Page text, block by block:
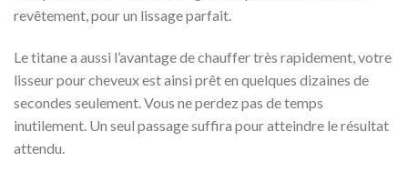
revêtement, pour un lissage parfait.
Le titane a aussi l’avantage de chauffer très rapidement, votre
lisseur pour cheveux est ainsi prêt en quelques dizaines de
secondes seulement. Vous ne perdez pas de temps
inutilement. Un seul passage suffira pour atteindre le résultat
attendu.